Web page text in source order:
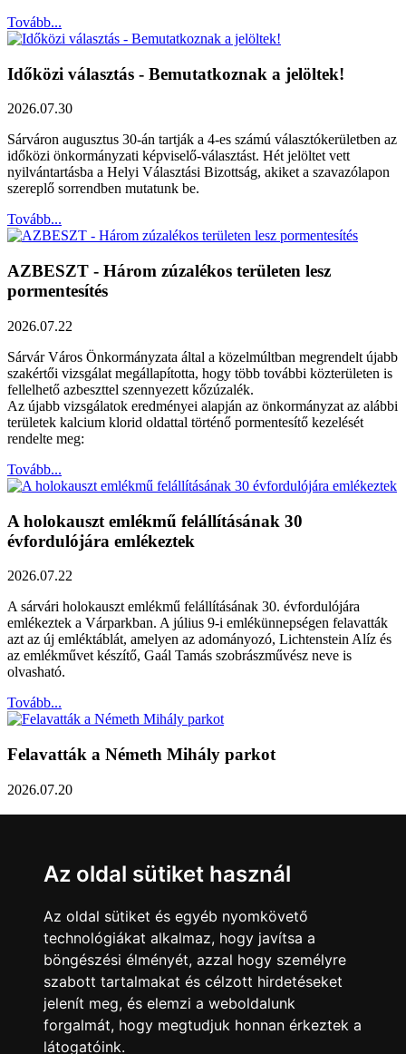
Az oldal sütiket használ
Az oldal sütiket és egyéb nyomkövető
technológiákat alkalmaz, hogy javítsa a
böngészési élményét, azzal hogy személyre
szabott tartalmakat és célzott hirdetéseket
jelenít meg, és elemzi a weboldalunk
forgalmát, hogy megtudjuk honnan érkeztek a
látogatóink.
Tovább...
Időközi választás - Bemutatkoznak a jelöltek!
2026.07.30
Sárváron augusztus 30-án tartják a 4-es számú választókerületben az
időközi önkormányzati képviselő-választást. Hét jelöltet vett
nyilvántartásba a Helyi Választási Bizottság, akiket a szavazólapon
szereplő sorrendben mutatunk be.
Tovább...
AZBESZT - Három zúzalékos területen lesz
pormentesítés
2026.07.22
Sárvár Város Önkormányzata által a közelmúltban megrendelt újabb
szakértői vizsgálat megállapította, hogy több további közterületen is
fellelhető azbeszttel szennyezett kőzúzalék.
Az újabb vizsgálatok eredményei alapján az önkormányzat az alábbi
területek kalcium klorid oldattal történő pormentesítő kezelését
rendelte meg:
Tovább...
A holokauszt emlékmű felállításának 30
évfordulójára emlékeztek
2026.07.22
A sárvári holokauszt emlékmű felállításának 30. évfordulójára
emlékeztek a Várparkban. A július 9-i emlékünnepségen felavatták
azt az új emléktáblát, amelyen az adományozó, Lichtenstein Alíz és
az emlékművet készítő, Gaál Tamás szobrászművész neve is
olvasható.
Tovább...
Felavatták a Németh Mihály parkot
2026.07.20
Közlemény a sárvári képviselő-testület rendkívüli
üléseiről
2026.07.20
A sárvári képviselő-testület július 13-án és 16-án is rendkívüli ülést